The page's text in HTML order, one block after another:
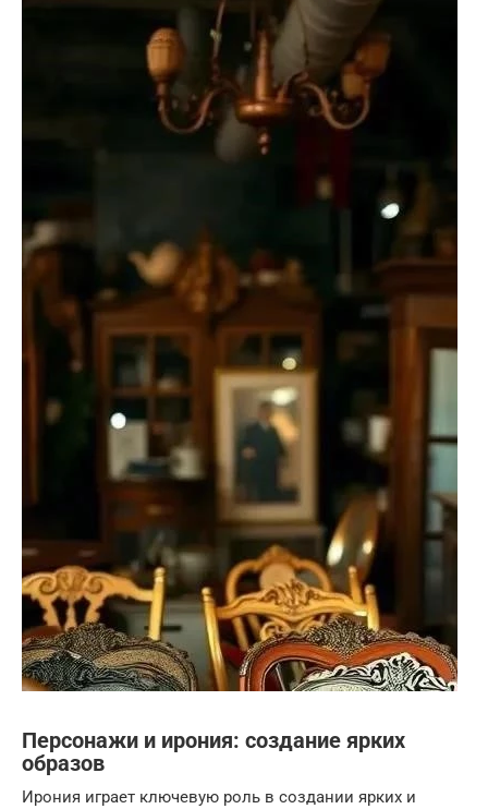
Персонажи и ирония: создание ярких
образов
Ирония играет ключевую роль в создании ярких и